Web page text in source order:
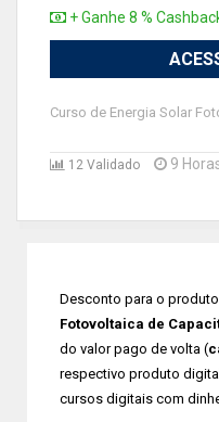
+ Ganhe 8 %
Curso de Energia Solar
12 Validado 9
Desconto para o
Fotovoltaica de
do valor pago de volta (
respectivo produto
cursos digitais com